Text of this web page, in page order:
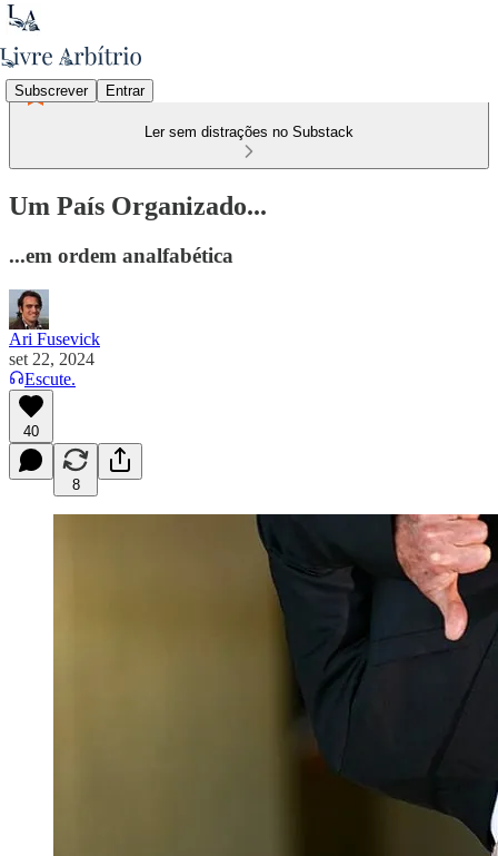
Subscrever Entrar
Ler sem distrações no Substack
Um País Organizado...
...em ordem analfabética
Ari Fusevick
set 22, 2024
Escute.
40
8